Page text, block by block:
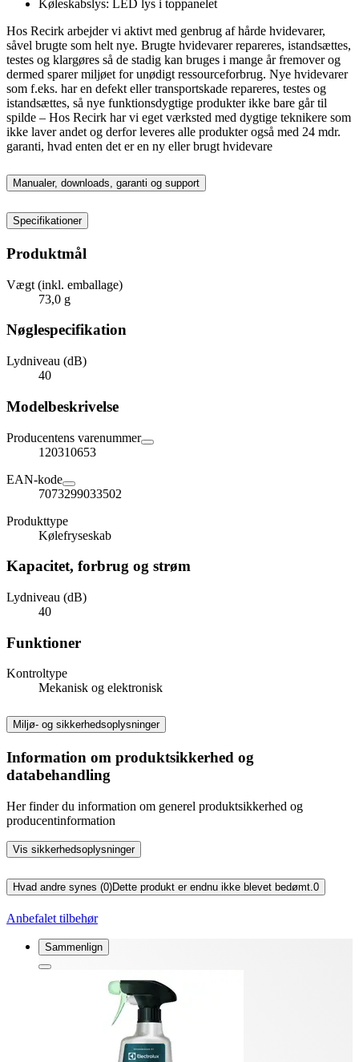
Køleskabslys: LED lys i toppanelet
Hos Recirk arbejder vi aktivt med genbrug af hårde hvidevarer,
såvel brugte som helt nye. Brugte hvidevarer repareres, istandsættes,
testes og klargøres så de stadig kan bruges i mange år fremover og
dermed sparer miljøet for unødigt ressourceforbrug. Nye hvidevarer
som f.eks. har en defekt eller transportskade repareres, testes og
istandsættes, så nye funktionsdygtige produkter ikke bare går til
spilde – Hos Recirk har vi eget værksted med dygtige teknikere som
ikke laver andet og derfor leveres alle produkter også med 24 mdr.
garanti, hvad enten det er en ny eller brugt hvidevare
Manualer, downloads, garanti og support
Specifikationer
Produktmål
Vægt (inkl. emballage)
73,0 g
Nøglespecifikation
Lydniveau (dB)
40
Modelbeskrivelse
Producentens varenummer
120310653
EAN-kode
7073299033502
Produkttype
Kølefryseskab
Kapacitet, forbrug og strøm
Lydniveau (dB)
40
Funktioner
Kontroltype
Mekanisk og elektronisk
Miljø- og sikkerhedsoplysninger
Information om produktsikkerhed og
databehandling
Her finder du information om generel produktsikkerhed og
producentinformation
Vis sikkerhedsoplysninger
Hvad andre synes (0)Dette produkt er endnu ikke blevet bedømt. 0
Anbefalet tilbehør
Sammenlign